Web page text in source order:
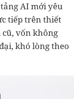
AI mới yêu
tiếp trên thiết
vốn không
khó lòng theo